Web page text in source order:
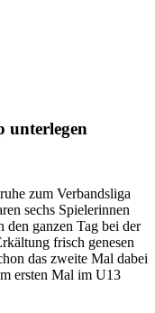
unterlegen
zum Verbandsliga
sechs Spielerinnen
den ganzen Tag bei der
frisch genesen
das zweite Mal dabei
ersten Mal im U13